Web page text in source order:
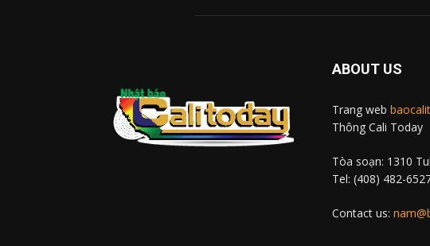
ABOUT US
Trang web
Thông Cali Today
Tòa soạn: 1310
Tel: (408) 482-
Contact us: